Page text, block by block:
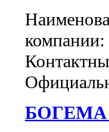
компании: